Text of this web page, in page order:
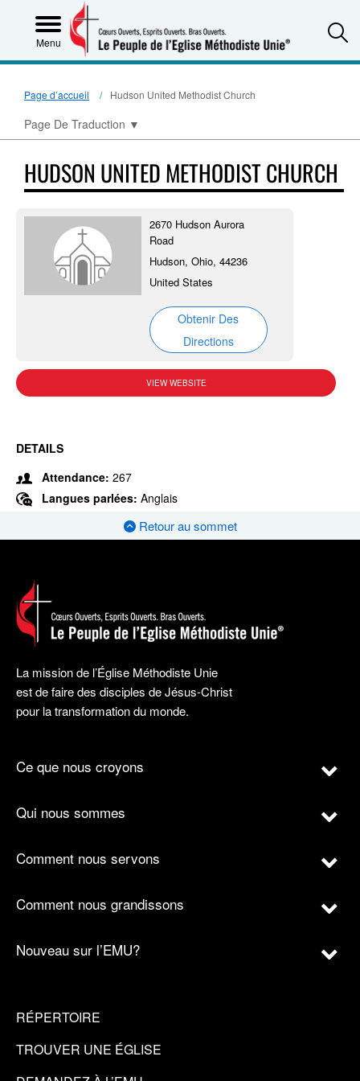
Menu
Page d’accueil Hudson United Methodist Church
Page De Traduction ▼
HUDSON UNITED METHODIST CHURCH
2670 Hudson Aurora
Road
Hudson, Ohio, 44236
United States
Obtenir Des
Directions
VIEW WEBSITE
DETAILS
Attendance: 267
Langues parlées: Anglais
Retour au sommet
La mission de l’Église Méthodiste Unie
est de faire des disciples de Jésus-Christ
pour la transformation du monde.
Ce que nous croyons
Qui nous sommes
Comment nous servons
Comment nous grandissons
Nouveau sur l’EMU?
RÉPERTOIRE
TROUVER UNE ÉGLISE